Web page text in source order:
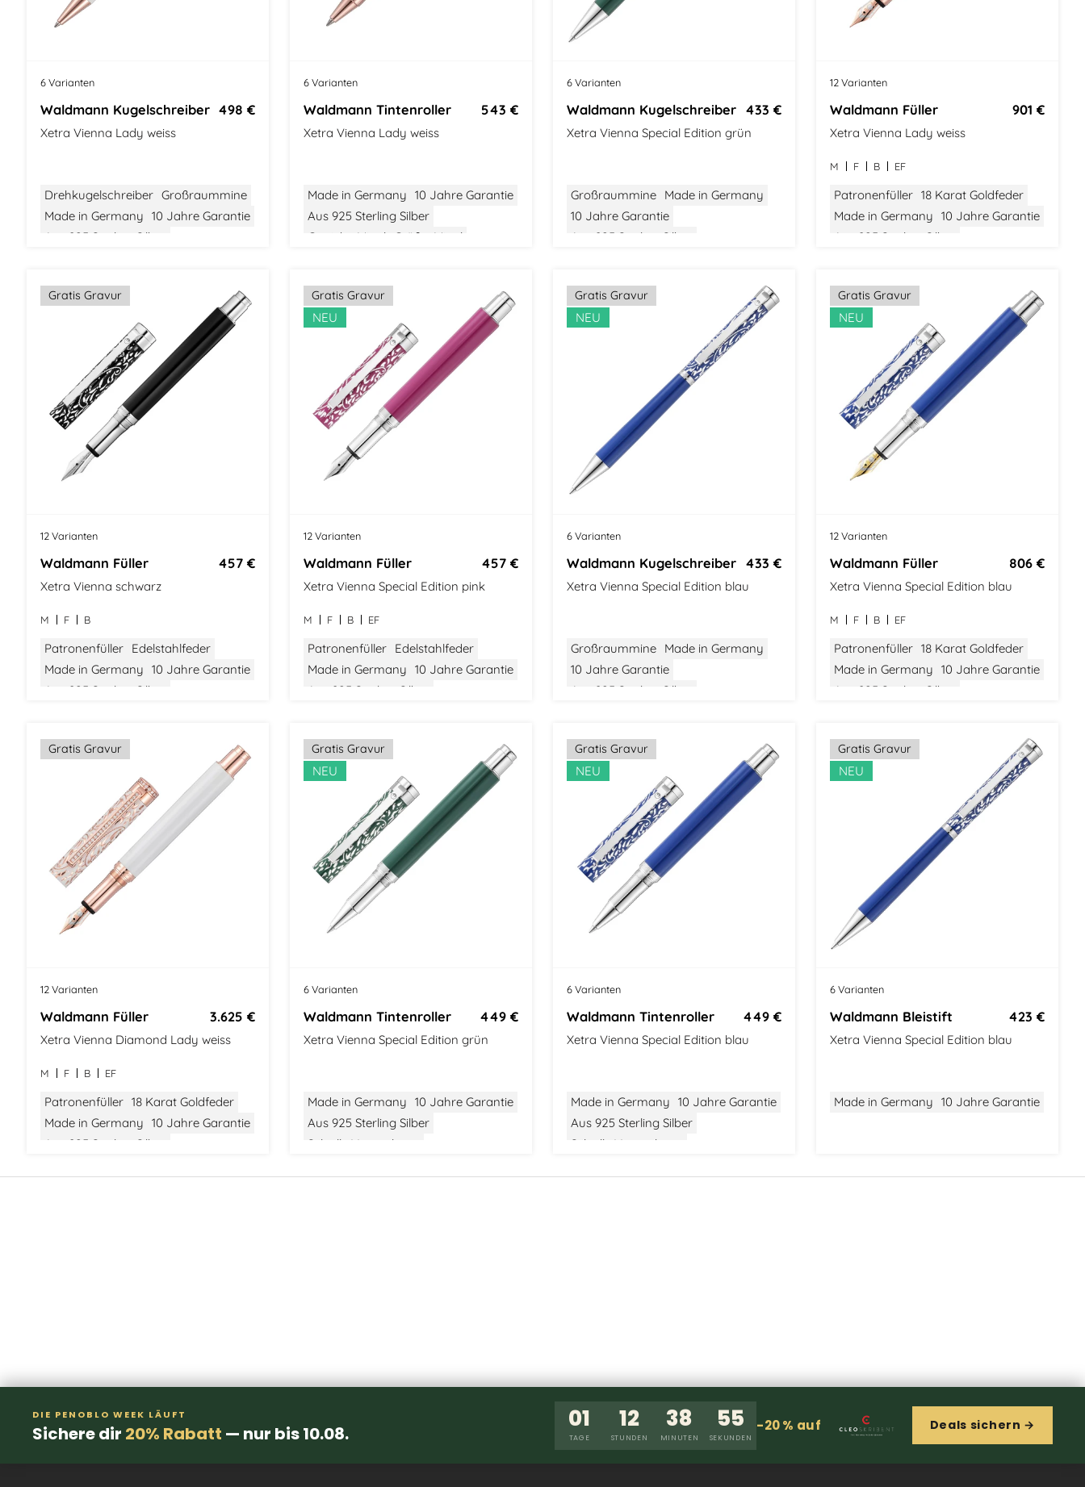
to
6 Varianten
Waldmann Kugelschreiber 498 €
Xetra Vienna Lady weiss
Drehkugelschreiber Großraummine
Made in Germany 10 Jahre Garantie
Aus 925 Sterling Silber
6 Varianten
Waldmann Tintenroller 543 €
Xetra Vienna Lady weiss
Made in Germany 10 Jahre Garantie
Aus 925 Sterling Silber
Gewicht: Mittel
Größe: Mittel
6 Varianten
Waldmann Kugelschreiber 433 €
Xetra Vienna Special Edition grün
Großraummine Made in Germany
10 Jahre Garantie
Aus 925 Sterling Silber
12 Varianten
Waldmann Füller 901 €
Xetra Vienna Lady weiss
M F B EF
Patronenfüller 18 Karat Goldfeder
Made in Germany 10 Jahre Garantie
Aus 925 Sterling Silber
Gratis Gravur
12 Varianten
Waldmann Füller 457 €
Xetra Vienna schwarz
M F B
Patronenfüller Edelstahlfeder
Made in Germany 10 Jahre Garantie
Aus 925 Sterling Silber
Gratis Gravur
NEU
12 Varianten
Waldmann Füller 457 €
Xetra Vienna Special Edition pink
M F B EF
Patronenfüller Edelstahlfeder
Made in Germany 10 Jahre Garantie
Aus 925 Sterling Silber
Gratis Gravur
NEU
6 Varianten
Waldmann Kugelschreiber 433 €
Xetra Vienna Special Edition blau
Großraummine Made in Germany
10 Jahre Garantie
Aus 925 Sterling Silber
Gratis Gravur
NEU
12 Varianten
Waldmann Füller 806 €
Xetra Vienna Special Edition blau
M F B EF
Patronenfüller 18 Karat Goldfeder
Made in Germany 10 Jahre Garantie
Aus 925 Sterling Silber
Gratis Gravur
12 Varianten
Waldmann Füller 3.625 €
Xetra Vienna Diamond Lady weiss
M F B EF
Patronenfüller 18 Karat Goldfeder
Made in Germany 10 Jahre Garantie
Aus 925 Sterling Silber
Gratis Gravur
NEU
6 Varianten
Waldmann Tintenroller 449 €
Xetra Vienna Special Edition grün
Made in Germany 10 Jahre Garantie
Aus 925 Sterling Silber
Stilvolle Verpackung
Gratis Gravur
NEU
6 Varianten
Waldmann Tintenroller 449 €
Xetra Vienna Special Edition blau
Made in Germany 10 Jahre Garantie
Aus 925 Sterling Silber
Stilvolle Verpackung
Gratis Gravur
NEU
6 Varianten
Waldmann Bleistift 423 €
Xetra Vienna Special Edition blau
Made in Germany 10 Jahre Garantie
DIE PENOBLO WEEK LÄUFT
Sichere dir 20% Rabatt — nur bis 10.08.
01
TAGE
12
STUNDEN
38
MINUTEN
54
SEKUNDEN
-20 % auf Deals sichern →